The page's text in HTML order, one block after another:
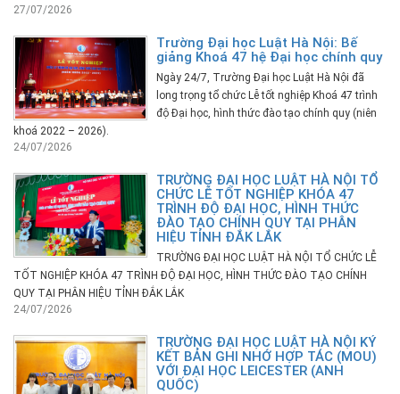
27/07/2026
Trường Đại học Luật Hà Nội: Bế
giảng Khoá 47 hệ Đại học chính quy
Ngày 24/7, Trường Đại học Luật Hà Nội đã
long trọng tổ chức Lễ tốt nghiệp Khoá 47 trình
độ Đại học, hình thức đào tạo chính quy (niên
khoá 2022 – 2026).
24/07/2026
TRƯỜNG ĐẠI HỌC LUẬT HÀ NỘI TỔ
CHỨC LỄ TỐT NGHIỆP KHÓA 47
TRÌNH ĐỘ ĐẠI HỌC, HÌNH THỨC
ĐÀO TẠO CHÍNH QUY TẠI PHÂN
HIỆU TỈNH ĐẮK LẮK
TRƯỜNG ĐẠI HỌC LUẬT HÀ NỘI TỔ CHỨC LỄ
TỐT NGHIỆP KHÓA 47 TRÌNH ĐỘ ĐẠI HỌC, HÌNH THỨC ĐÀO TẠO CHÍNH
QUY TẠI PHÂN HIỆU TỈNH ĐẮK LẮK
24/07/2026
TRƯỜNG ĐẠI HỌC LUẬT HÀ NỘI KÝ
KẾT BẢN GHI NHỚ HỢP TÁC (MOU)
VỚI ĐẠI HỌC LEICESTER (ANH
QUỐC)